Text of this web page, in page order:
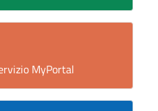
MyPortal